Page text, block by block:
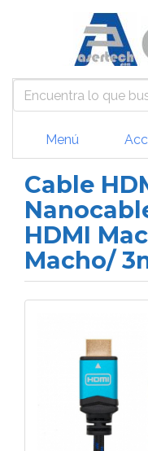
Menú
Cable
HDMI
Macho/